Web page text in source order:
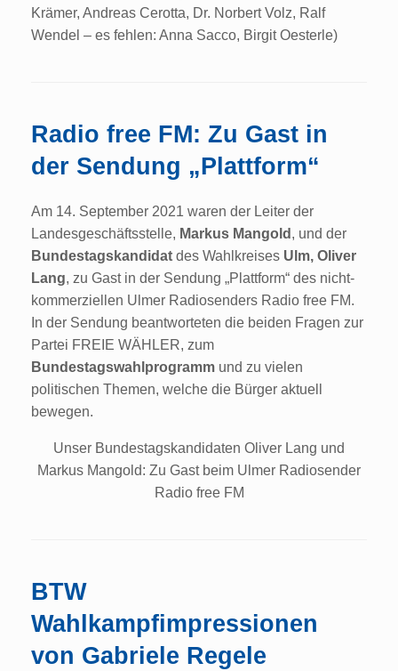
Krämer, Andreas Cerotta, Dr. Norbert Volz, Ralf
Wendel – es fehlen: Anna Sacco, Birgit Oesterle)
Radio free FM: Zu Gast in
der Sendung „Plattform“
Am 14. September 2021 waren der Leiter der
Landesgeschäftsstelle, Markus Mangold , und der
Bundestagskandidat des Wahlkreises Ulm, Oliver
Lang, zu Gast in der Sendung „Plattform“ des nicht-
kommerziellen Ulmer Radiosenders Radio free FM.
In der Sendung beantworteten die beiden Fragen zur
Partei FREIE WÄHLER, zum
Bundestagswahlprogramm und zu vielen
politischen Themen, welche die Bürger aktuell
bewegen.
Unser Bundestagskandidaten Oliver Lang und
Markus Mangold: Zu Gast beim Ulmer Radiosender
Radio free FM
BTW
Wahlkampfimpressionen
von Gabriele Regele